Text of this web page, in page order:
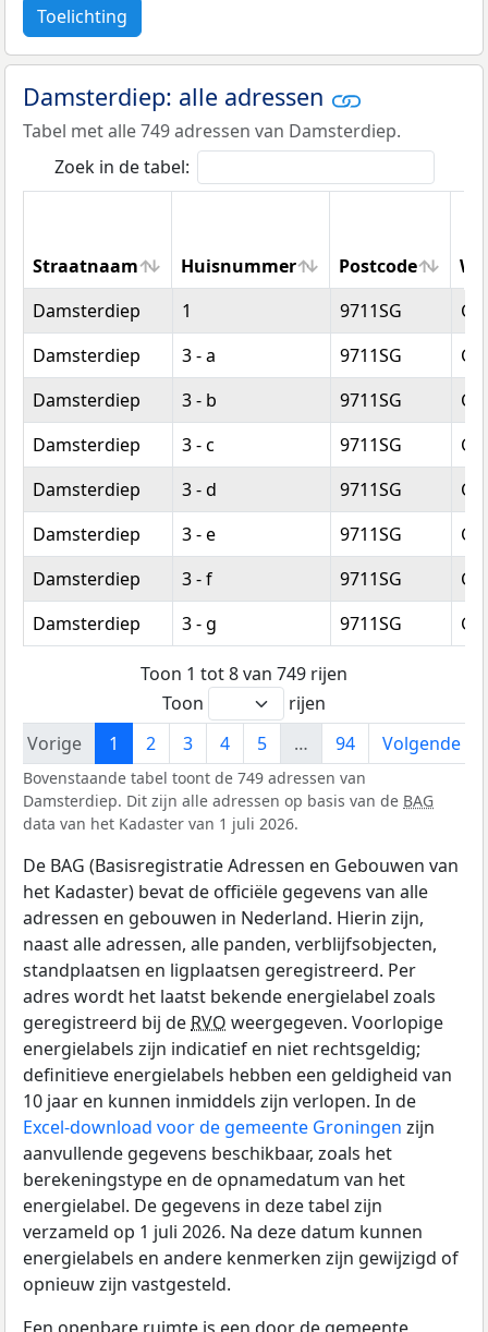
Toelichting
Damsterdiep: alle adressen
Tabel met alle 749 adressen van Damsterdiep.
Zoek in de tabel:
Straatnaam Huisnummer Postcode
Straatnaam
Huisnummer Postcode
Damsterdiep 1 9711SG
Damsterdiep
3 - a 9711SG
Damsterdiep
3 - b 9711SG
Damsterdiep
3 - c 9711SG
Damsterdiep
3 - d 9711SG
Damsterdiep
3 - e 9711SG
Damsterdiep
3 - f 9711SG
Damsterdiep
3 - g 9711SG
Toon 1 tot 8 van 749 rijen
Toon
rijen
Vorige
1 2 3 4 5 … 94 Volgende
Bovenstaande tabel toont de 749 adressen van
Damsterdiep. Dit zijn alle adressen op basis van de BAG
data van het Kadaster van 1 juli 2026.
De BAG (Basisregistratie Adressen en Gebouwen van
het Kadaster) bevat de officiële gegevens van alle
adressen en gebouwen in Nederland. Hierin zijn,
naast alle adressen, alle panden, verblijfsobjecten,
standplaatsen en ligplaatsen geregistreerd. Per
adres wordt het laatst bekende energielabel zoals
geregistreerd bij de RVO weergegeven. Voorlopige
energielabels zijn indicatief en niet rechtsgeldig;
definitieve energielabels hebben een geldigheid van
10 jaar en kunnen inmiddels zijn verlopen. In de
Excel-download voor de gemeente Groningen zijn
aanvullende gegevens beschikbaar, zoals het
berekeningstype en de opnamedatum van het
energielabel. De gegevens in deze tabel zijn
verzameld op 1 juli 2026. Na deze datum kunnen
energielabels en andere kenmerken zijn gewijzigd of
opnieuw zijn vastgesteld.